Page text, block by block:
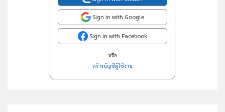
Sign in with Google
Sign in with Facebook
หรือ
สร้างบัญชีผู้ใช้งาน